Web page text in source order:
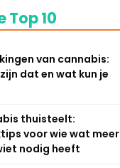
10
van cannabis:
dat en wat kun je
thuisteelt:
voor wie wat meer
nodig heeft